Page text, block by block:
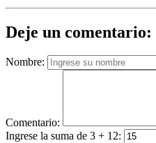
Deje un comentario:
Nombre:
Comentario:
Ingrese la suma de 3 + 12: